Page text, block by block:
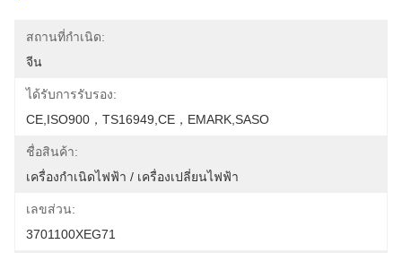
สถานที่กำเนิด:
จีน
ได้รับการรับรอง:
CE,ISO900，TS16949,CE，EMARK,SASO
ชื่อสินค้า:
เครื่องกําเนิดไฟฟ้า / เครื่องเปลี่ยนไฟฟ้า
เลขส่วน:
3701100XEG71